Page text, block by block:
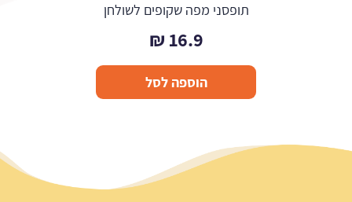
תופסני מפה שקופים לשולחן
16.9
₪
הוספה לסל